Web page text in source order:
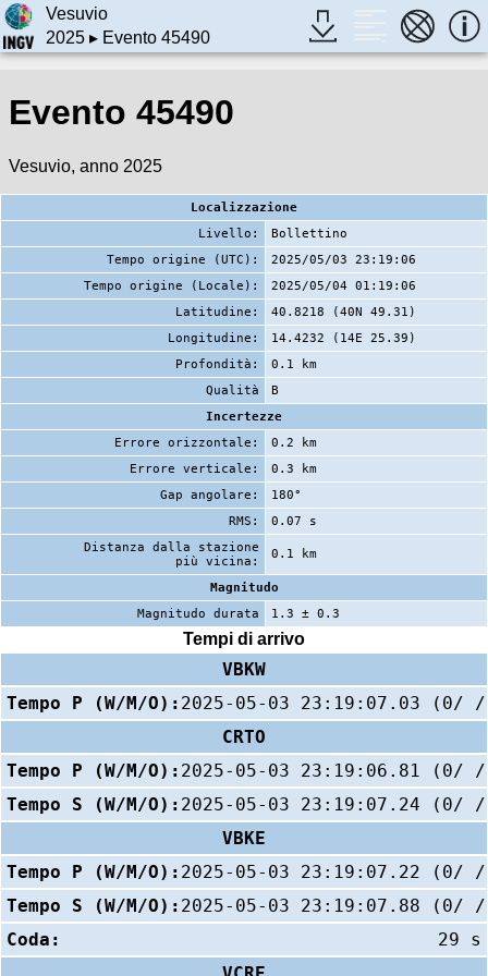
Vesuvio
2025▸ Evento 45490
Evento 45490
Vesuvio, anno 2025
Localizzazione
Livello:
Bollettino
Tempo origine (UTC):
2025/05/03 23:19:06
Tempo origine (Locale):
2025/05/04 01:19:06
Latitudine:
40.8218 (40N 49.31)
Longitudine:
14.4232 (14E 25.39)
Profondità:
0.1 km
Qualità
B
Incertezze
Errore orizzontale:
0.2 km
Errore verticale:
0.3 km
Gap angolare:
180°
RMS:
0.07 s
Distanza dalla stazione
più vicina:
0.1 km
Magnitudo
Magnitudo durata
1.3 ± 0.3
Tempi di arrivo
VBKW
Tempo P (W/M/O): 2025-05-03 23:19:07.03 (0/
CRTO
Tempo P (W/M/O): 2025-05-03 23:19:06.81 (0/
Tempo S (W/M/O): 2025-05-03 23:19:07.24 (0/
VBKE
Tempo P (W/M/O): 2025-05-03 23:19:07.22 (0/
Tempo S (W/M/O): 2025-05-03 23:19:07.88 (0/
Coda:
29 s